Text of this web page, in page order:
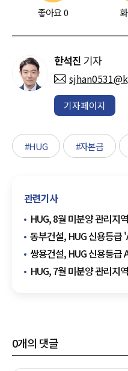
좋아요0
한석진 기자
기자페이지
#HUG #자본금
관련기사
HUG, 8월 미분양 관리지
동부건설, HUG 신용등
개선까지
쌍용건설, HUG 신용등급
HUG, 7월 미분양 관리지
0개의 댓글